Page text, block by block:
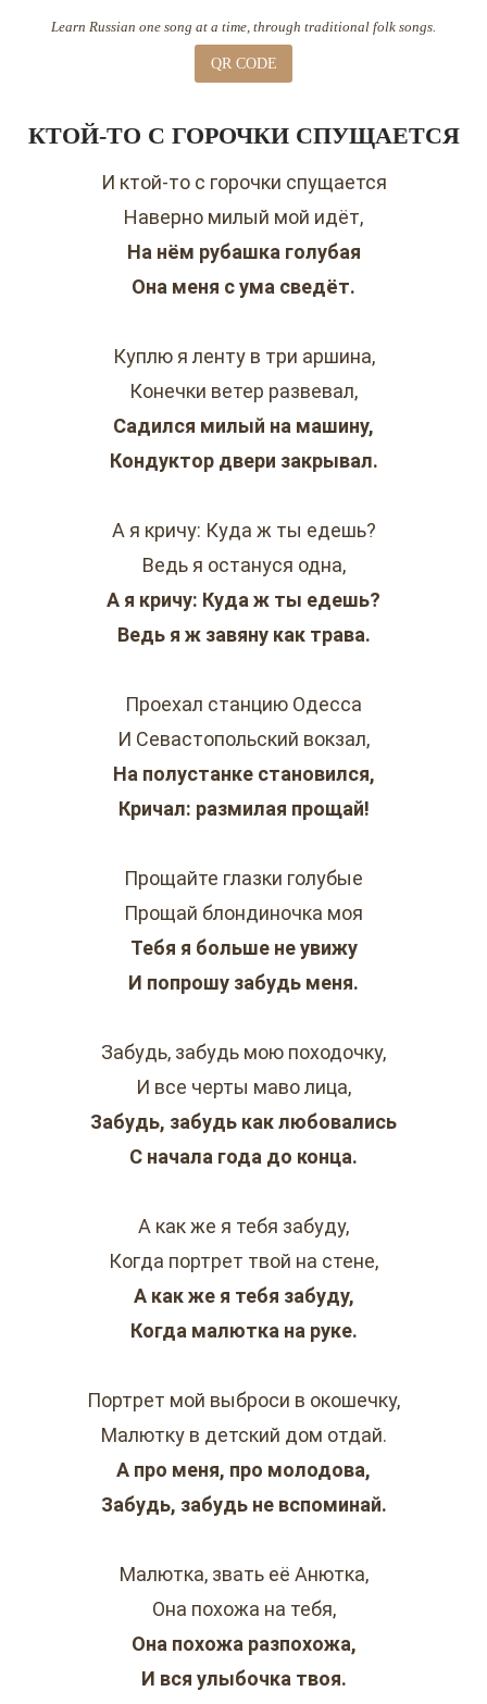
Learn Russian one song at a time, through traditional folk songs.
QR CODE
КТОЙ-ТО С ГОРОЧКИ СПУЩАЕТСЯ
И ктой-то с горочки спущается
Наверно милый мой идёт,
На нём рубашка голубая
Она меня с ума сведёт.
Куплю я ленту в три аршина,
Конечки ветер развевал,
Садился милый на машину,
Кондуктор двери закрывал.
А я кричу: Куда ж ты едешь?
Ведь я остануся одна,
А я кричу: Куда ж ты едешь?
Ведь я ж завяну как трава.
Проехал станцию Одесса
И Севастопольский вокзал,
На полустанке становился,
Кричал: размилая прощай!
Прощайте глазки голубые
Прощай блондиночка моя
Тебя я больше не увижу
И попрошу забудь меня.
Забудь, забудь мою походочку,
И все черты маво лица,
Забудь, забудь как любовались
С начала года до конца.
А как же я тебя забуду,
Когда портрет твой на стене,
А как же я тебя забуду,
Когда малютка на руке.
Портрет мой выброси в окошечку,
Малютку в детский дом отдай.
А про меня, про молодова,
Забудь, забудь не вспоминай.
Малютка, звать её Анютка,
Она похожа на тебя,
Она похожа разпохожа,
И вся улыбочка твоя.